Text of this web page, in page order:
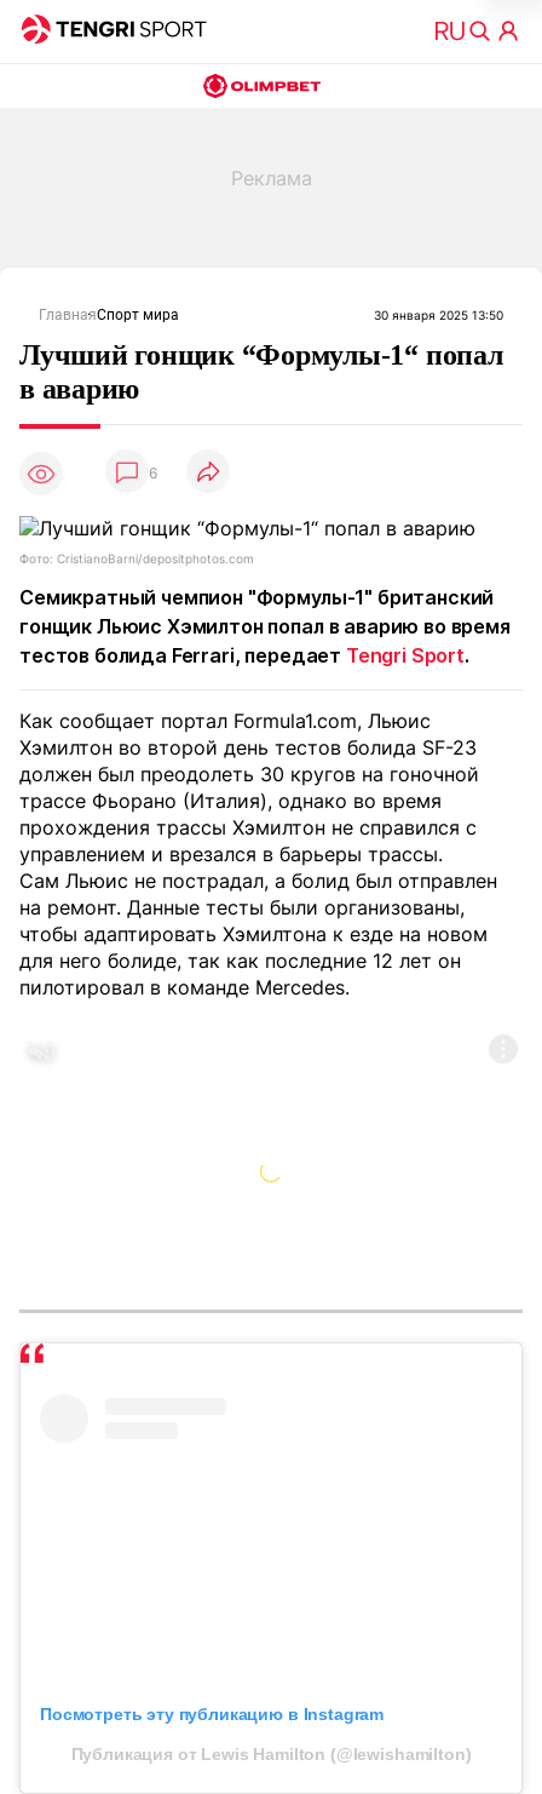
ГлавнаяСпорт мира 30 января 2025 13:50
Лучший гонщик “Формулы-1“ попал
в аварию
6
Фото: CristianoBarni/depositphotos.com
Семикратный чемпион "Формулы-1" британский
гонщик Льюис Хэмилтон попал в аварию во время
тестов болида Ferrari, передает Tengri Sport.
Как сообщает портал Formula1.com, Льюис
Хэмилтон во второй день тестов болида SF-23
должен был преодолеть 30 кругов на гоночной
трассе Фьорано (Италия), однако во время
прохождения трассы Хэмилтон не справился с
управлением и врезался в барьеры трассы.
Сам Льюис не пострадал, а болид был отправлен
на ремонт. Данные тесты были организованы,
чтобы адаптировать Хэмилтона к езде на новом
для него болиде, так как последние 12 лет он
пилотировал в команде Mercedes.
Посмотреть эту публикацию в Instagram
Публикация от Lewis Hamilton (@lewishamilton)